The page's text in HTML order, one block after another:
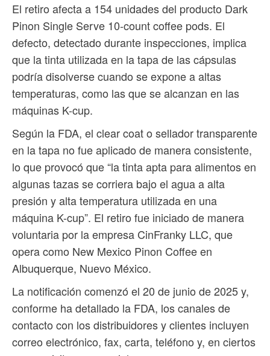
El retiro afecta a 154 unidades del producto Dark
Pinon Single Serve 10-count coffee pods. El
defecto, detectado durante inspecciones, implica
que la tinta utilizada en la tapa de las cápsulas
podría disolverse cuando se expone a altas
temperaturas, como las que se alcanzan en las
máquinas K-cup.
Según la FDA, el clear coat o sellador transparente
en la tapa no fue aplicado de manera consistente,
lo que provocó que “la tinta apta para alimentos en
algunas tazas se corriera bajo el agua a alta
presión y alta temperatura utilizada en una
máquina K-cup”. El retiro fue iniciado de manera
voluntaria por la empresa CinFranky LLC, que
opera como New Mexico Pinon Coffee en
Albuquerque, Nuevo México.
La notificación comenzó el 20 de junio de 2025 y,
conforme ha detallado la FDA, los canales de
contacto con los distribuidores y clientes incluyen
correo electrónico, fax, carta, teléfono y, en ciertos